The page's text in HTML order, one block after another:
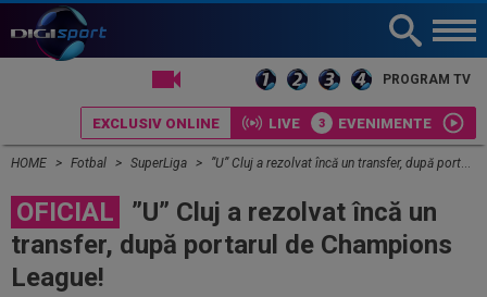
PROGRAM TV
EXCLUSIV ONLINE LIVE EVENIMENTE
HOME Fotbal SuperLiga ”U” Cluj a rezolvat încă un transfer, după portarul de Champions League!
OFICIAL
”U” Cluj a rezolvat încă un
transfer, după portarul de Champions
League!